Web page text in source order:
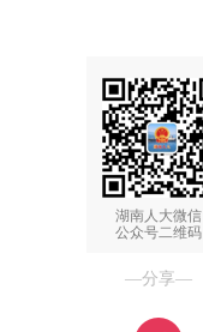
湖南人大微信
公众号二维码
—分享—